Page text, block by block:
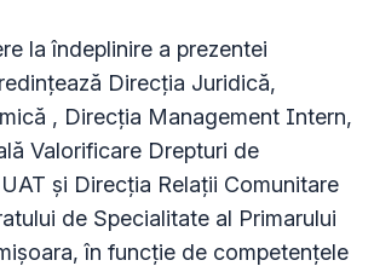
la îndeplinire a prezentei
Direcţia Juridică,
, Direcția Management Intern,
Valorificare Drepturi de
și Direcția Relații Comunitare
de Specialitate al Primarului
în funcție de competențele